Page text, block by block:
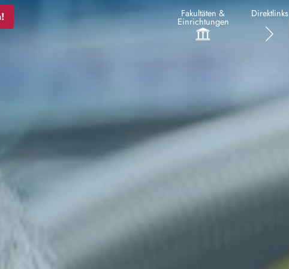
Fakultäten &
Einrichtungen
Direktlinks